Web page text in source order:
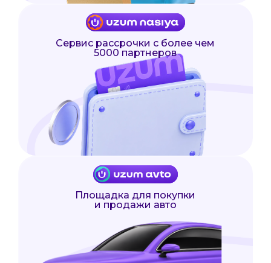
Сервис рассрочки с более чем
5000 партнеров
Площадка для покупки
и продажи авто